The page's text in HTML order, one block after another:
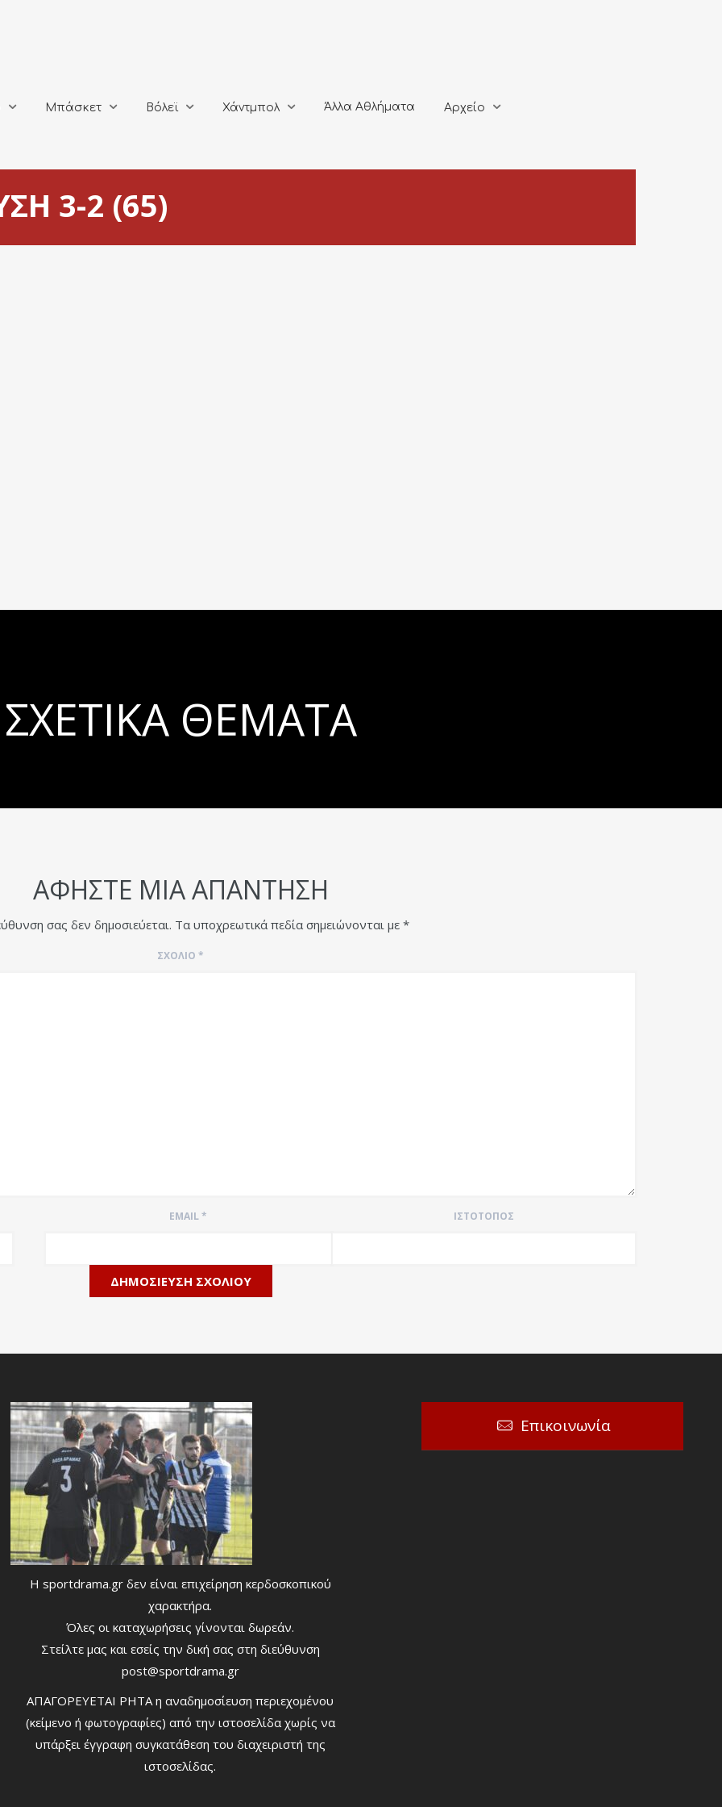
Μπάσκετ Βόλεϊ Χάντμπολ Άλλα Αθλήματα Αρχείο
3-2 (65)
ΣΧΕΤΙΚΆ ΘΈΜΑΤΑ
ΑΦΉΣΤΕ ΜΙΑ ΑΠΆΝΤΗΣΗ
σας δεν δημοσιεύεται. Τα υποχρεωτικά πεδία σημειώνονται με *
ΣΧΌΛΙΟ *
EMAIL* ΙΣΤΌΤΟΠΟΣ
Η sportdrama.gr δεν είναι επιχείρηση κερδοσκοπικού
χαρακτήρα.
Όλες οι καταχωρήσεις γίνονται δωρεάν.
Στείλτε μας και εσείς την δική σας στη διεύθυνση
post@sportdrama.gr
ΑΠΑΓΟΡΕΥΕΤΑΙ ΡΗΤΑ η αναδημοσίευση περιεχομένου
(κείμενο ή φωτογραφίες) από την ιστοσελίδα χωρίς να
υπάρξει έγγραφη συγκατάθεση του διαχειριστή της
ιστοσελίδας.
Επικοινωνία